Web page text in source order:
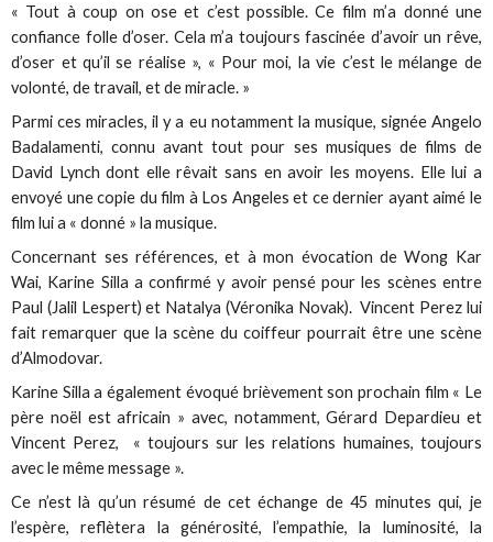
« Tout à coup on ose et c’est possible. Ce film m’a donné une
confiance folle d’oser. Cela m’a toujours fascinée d’avoir un rêve,
d’oser et qu’il se réalise », « Pour moi, la vie c’est le mélange de
volonté, de travail, et de miracle. »
Parmi ces miracles, il y a eu notamment la musique, signée Angelo
Badalamenti, connu avant tout pour ses musiques de films de
David Lynch dont elle rêvait sans en avoir les moyens. Elle lui a
envoyé une copie du film à Los Angeles et ce dernier ayant aimé le
film lui a « donné » la musique.
Concernant ses références, et à mon évocation de Wong Kar
Wai, Karine Silla a confirmé y avoir pensé pour les scènes entre
Paul (Jalil Lespert) et Natalya (Véronika Novak). Vincent Perez lui
fait remarquer que la scène du coiffeur pourrait être une scène
d’Almodovar.
Karine Silla a également évoqué brièvement son prochain film « Le
père noël est africain » avec, notamment, Gérard Depardieu et
Vincent Perez, « toujours sur les relations humaines, toujours
avec le même message ».
Ce n’est là qu’un résumé de cet échange de 45 minutes qui, je
l’espère, reflètera la générosité, l’empathie, la luminosité, la